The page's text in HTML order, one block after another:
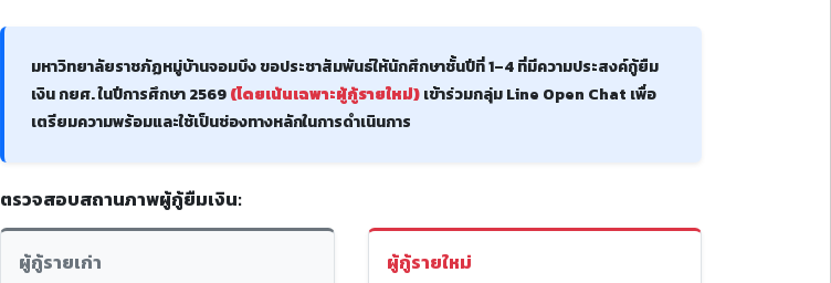
มหาวิทยาลัยราชภัฏหมู่บ้านจอมบึง ขอประชาสัมพันธ์ให้นักศึกษาชั้นปีที่ 1–4 ที่มีความประสงค์กู้ยืม
เงิน กยศ. ในปีการศึกษา 2569(โดยเน้นเฉพาะผู้กู้รายใหม่)เข้าร่วมกลุ่ม Line Open Chat เพื่อ
เตรียมความพร้อมและใช้เป็นช่องทางหลักในการดำเนินการ
ตรวจสอบสถานภาพผู้กู้ยืมเงิน:
ผู้กู้รายเก่า ผู้กู้รายใหม่